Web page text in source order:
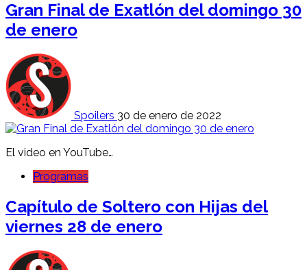
Gran Final de Exatlón del domingo 30
de enero
Spoilers 30 de enero de 2022
El video en YouTube…
Programas
Capítulo de Soltero con Hijas del
viernes 28 de enero